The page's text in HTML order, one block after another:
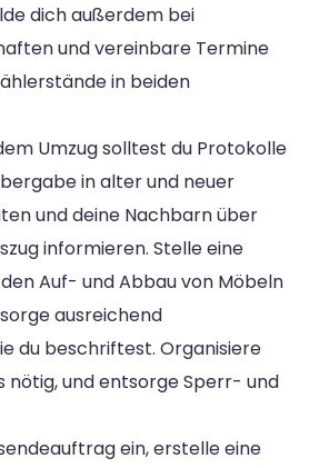
dich außerdem bei
und vereinbare Termine
in beiden
Umzug solltest du Protokolle
in alter und neuer
und deine Nachbarn über
informieren. Stelle eine
Auf- und Abbau von Möbeln
ausreichend
du beschriftest. Organisiere
nötig, und entsorge Sperr- und
ein, erstelle eine